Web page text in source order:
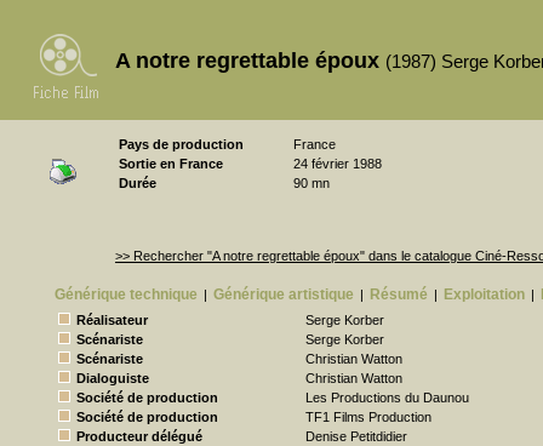
A notre regrettable époux (1987) Serge
Pays de production
France
Sortie en France
24 février 1988
Durée
90 mn
>> Rechercher "A notre regrettable époux" dans le catalogue Ciné-
Générique technique | Générique artistique | Résumé | Exploitation |
Réalisateur
Serge Korber
Scénariste
Serge Korber
Scénariste
Christian Watton
Dialoguiste
Christian Watton
Société de production
Les Productions du Daunou
Société de production
TF1 Films Production
Producteur délégué
Denise Petitdidier